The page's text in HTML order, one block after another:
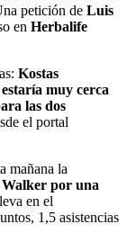
petición de Luis
en Herbalife
Kostas
muy cerca
las dos
el portal
mañana la
por una
en el
1,5 asistencias